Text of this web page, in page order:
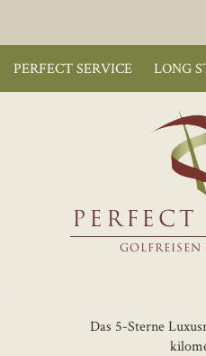
PERFECT SERVICE LONG
GOLFREISEN
Das 5-Sterne